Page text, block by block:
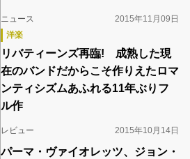
ニュース
2015年11月09日
洋楽
リバティーンズ再臨! 成熟した現
在のバンドだからこそ作りえたロマ
ンティシズムあふれる11年ぶりフ
ル作
レビュー 2015年10月14日
パーマ・ヴァイオレッツ、ジョン・